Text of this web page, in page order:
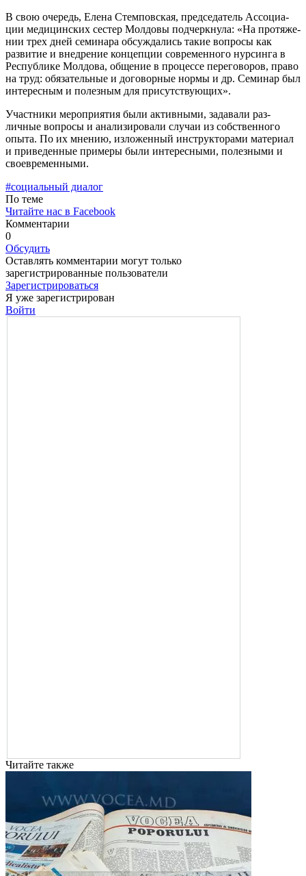
В свою очередь, Елена Стем­повская, председатель Ассоциа­
ции медицинских сестер Молдо­вы подчеркнула: «На протяже­
нии трех дней семинара обсуж­дались такие вопросы как
разви­тие и внедрение концепции сов­ременного нурсинга в
Республи­ке Молдова, общение в процессе переговоров, право
на труд: обя­зательные и договорные нормы и др. Семинар был
интерес­ным и полезным для присутс­твующих».
Участники мероприятия были активными, задавали раз­
личные вопросы и анализирова­ли случаи из собственного
опы­та. По их мнению, изложенный инструкторами материал
и при­веденные примеры были инте­ресными, полезными и
своевре­менными.
#социальный диалог
По теме
Читайте нас в Facebook
Комментарии
0
Обсудить
Оставлять комментарии могут только
зарегистрированные пользователи
Зарегистрироваться
Я уже зарегистрирован
Войти
Читайте также